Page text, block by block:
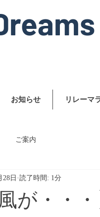
お知らせ リレーマ
ご案内
が・・・
28日 読了時間: 1分